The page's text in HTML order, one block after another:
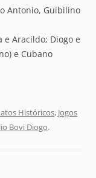
Antonio, Guibilino
e Aracildo; Diogo e
e Cubano
Históricos, Jogos
Bovi Diogo.